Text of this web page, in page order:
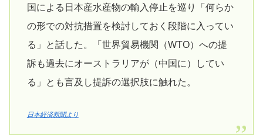
国による日本産水産物の輸入停止を巡り「何らか
の形での対抗措置を検討しておく段階に入ってい
る」と話した。「世界貿易機関（WTO）への提
訴も過去にオーストラリアが（中国に）してい
る」とも言及し提訴の選択肢に触れた。
日本経済新聞より